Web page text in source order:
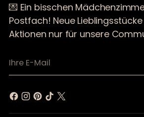
💌 Ein bisschen
Postfach! Neue
Aktionen nur für unsere
E-